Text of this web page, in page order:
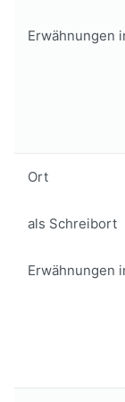
Erwähnungen
Ort
als Schreibort
Erwähnungen